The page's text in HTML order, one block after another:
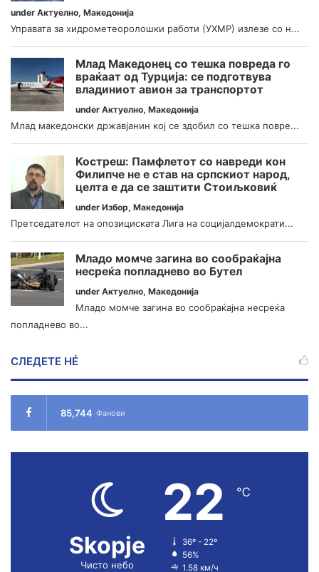
under Актуелно, Македонија
Управата за хидрометеоролошки работи (УХМР) излезе со н...
Млад Македонец со тешка повреда го
враќаат од Турција: се подготвува
владиниот авион за транспортот
under Актуелно, Македонија
Млад македонски државјанин кој се здобил со тешка повре...
Костреш: Памфлетот со навреди кон
Филипче не е став на српскиот народ,
целта е да се заштити Стоиљковиќ
under Избор, Македонија
Претседателот на опозициската Лига на социјалдемократи...
Младо момче загина во сообраќајна
несреќа попладнево во Бутел
under Актуелно, Македонија
Младо момче загина во сообраќајна несреќа
попладнево во...
СЛЕДЕТЕ НÉ
85,744 Фанови
Skopje
Чисто небо
22 ℃
36º - 22º
56%
1.58 км/ч